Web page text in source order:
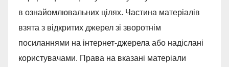
в ознайомлювальних цілях. Частина матеріалів
взята з відкритих джерел зі зворотнім
посиланнями на інтернет-джерела або надіслані
користувачами. Права на вказані матеріали